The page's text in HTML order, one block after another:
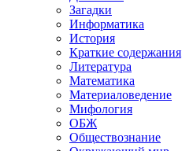
Загадки
Информатика
История
Краткие содержания
Литература
Математика
Материаловедение
Мифология
ОБЖ
Обществознание